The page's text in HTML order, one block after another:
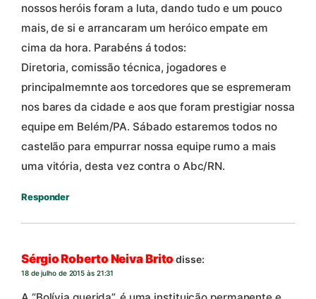
nossos heróis foram a luta, dando tudo e um pouco
mais, de si e arrancaram um heróico empate em
cima da hora. Parabéns á todos:
Diretoria, comissão técnica, jogadores e
principalmemnte aos torcedores que se espremeram
nos bares da cidade e aos que foram prestigiar nossa
equipe em Belém/PA. Sábado estaremos todos no
castelão para empurrar nossa equipe rumo a mais
uma vitória, desta vez contra o Abc/RN.
Responder
Sérgio Roberto Neiva Brito disse:
18 de julho de 2015 às 21:31